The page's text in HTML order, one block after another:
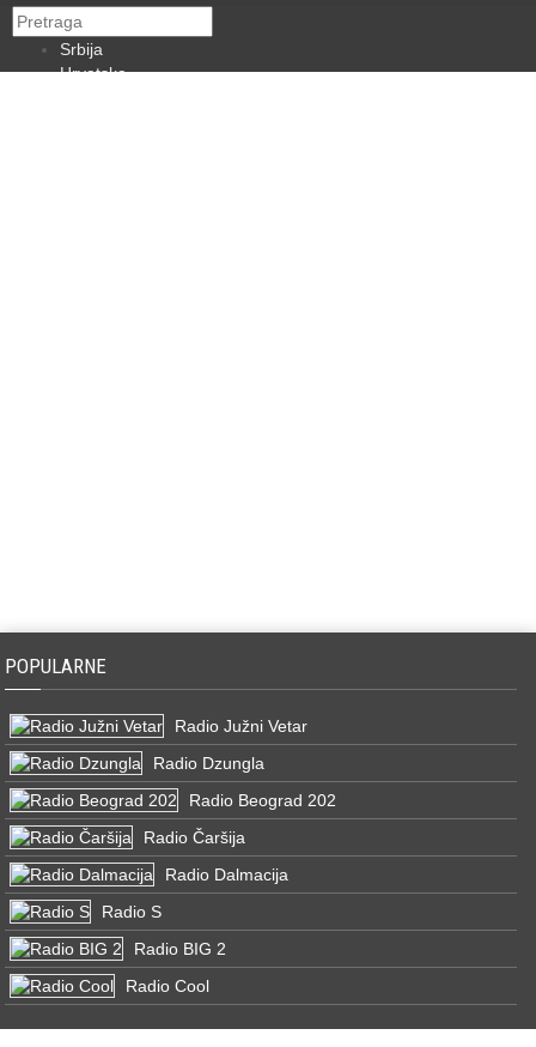
Srbija
Hrvatska
POPULARNE
Radio Južni Vetar
Radio Dzungla
Radio Beograd 202
Radio Čaršija
Radio Dalmacija
Radio S
Radio BIG 2
Radio Cool